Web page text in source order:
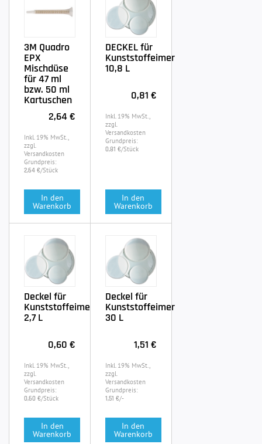
3M Quadro
EPX
Mischdüse
für 47 ml
bzw. 50 ml
Kartuschen
2,64 €
Inkl. 19% MwSt.,
zzgl.
Versandkosten
Grundpreis:
2,64 €/Stück
In den
Warenkorb
DECKEL für
Kunststoffeimer
10,8 L
0,81 €
Inkl. 19% MwSt.,
zzgl.
Versandkosten
Grundpreis:
0,81 €/Stück
In den
Warenkorb
Deckel für
Kunststoffeimer
2,7 L
0,60 €
Inkl. 19% MwSt.,
zzgl.
Versandkosten
Grundpreis:
0,60 €/Stück
In den
Warenkorb
Deckel für
Kunststoffeimer
30 L
1,51 €
Inkl. 19% MwSt.,
zzgl.
Versandkosten
Grundpreis:
1,51 €/-
In den
Warenkorb